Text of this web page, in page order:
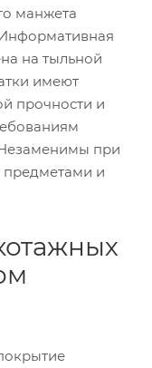
манжета
на тыльной
имеют
прочности и
Незаменимы при
и